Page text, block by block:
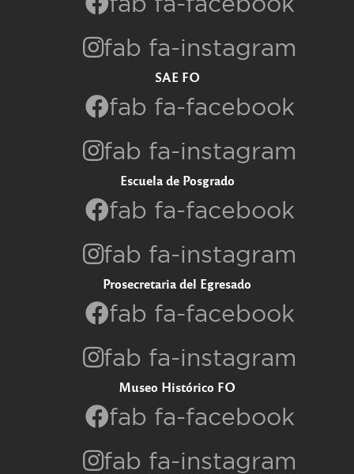
fab fa-instagram
SAE FO
fab fa-facebook
fab fa-instagram
Escuela de Posgrado
fab fa-facebook
fab fa-instagram
Prosecretaria del Egresado
fab fa-facebook
fab fa-instagram
Museo Histórico FO
fab fa-facebook
fab fa-instagram